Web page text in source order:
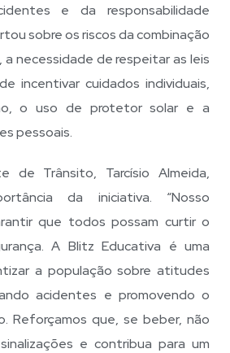
e da responsabilidade
sobre os riscos da combinação
a necessidade de respeitar as leis
incentivar cuidados individuais,
o uso de protetor solar e a
pessoais.
de Trânsito, Tarcísio Almeida,
da iniciativa. “Nosso
que todos possam curtir o
A Blitz Educativa é uma
a população sobre atitudes
acidentes e promovendo o
Reforçamos que, se beber, não
e contribua para um